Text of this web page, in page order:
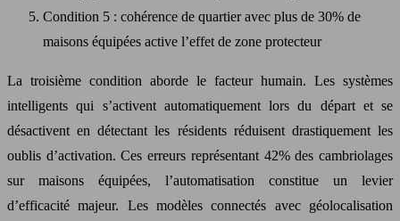
Condition 5 : cohérence de quartier avec plus de 30% de
maisons équipées active l’effet de zone protecteur
La troisième condition aborde le facteur humain. Les systèmes
intelligents qui s’activent automatiquement lors du départ et se
désactivent en détectant les résidents réduisent drastiquement les
oublis d’activation. Ces erreurs représentant 42% des cambriolages
sur maisons équipées, l’automatisation constitue un levier
d’efficacité majeur. Les modèles connectés avec géolocalisation